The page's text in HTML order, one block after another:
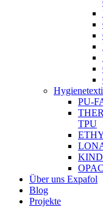
PU-
TPU
Über uns Expafol
Blog
Projekte